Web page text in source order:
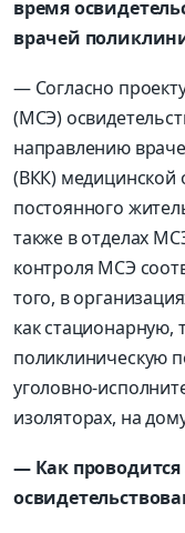
время
врачей
— Согласно
(МСЭ)
направлению
(ВКК) медицинской
постоянного
также в отделах
контроля МСЭ
того, в
как стационарную,
поликлиническую
уголовно-
изоляторах, на
— Как